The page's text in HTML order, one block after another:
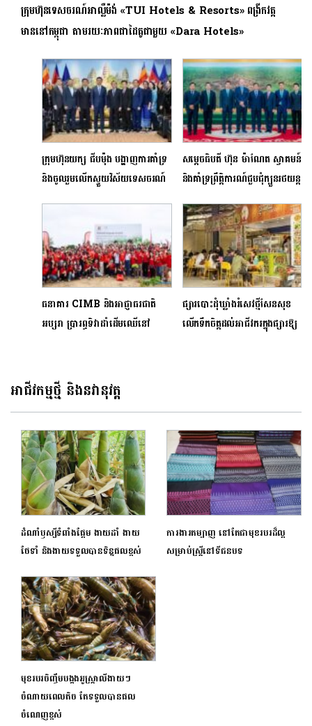
ក្រុមហ៊ុនទេសចរណ៍អាល្លឺម៉ង់ «TUI Hotels & Resorts» ពង្រីកវត្ត
មាននៅកម្ពុជា តាមរយៈភាពជាដៃគូជាមួយ «Dara Hotels»
ក្រុមហ៊ុនយក្ស ជីបម៉ុង បង្ហាញការគាំទ្រ
និងចូលរួមលើកស្ទួយវិស័យទេសចរណ៍
សម្តេចធិបតី ហ៊ុន ម៉ាណែត ស្វាគមន៍
និងគាំទ្រព្រឹត្តិការណ៍ជួបជុំក្បួនរថយន្ត
Rally» នៅកម្ពុជា
ធនាគារ CIMB និងអាជ្ញាធរជាតិ
អប្សរា ប្រារព្ធទិវាដាំដើមឈើនៅ
អង្គរ
ផ្សារបោះដុំឃ្លាំងរំសេវថ្មីសែនសុខ
លើកទឹកចិត្តដល់អាជីវករក្នុងផ្សារឱ្យ
អាជីវកម្មថ្មី និងនវានុវត្ត
ដំណាំឫស្សីទំពាំងផ្អែម ងាយដាំ ងាយ
ថែទាំ និងងាយទទួលបានទិន្នផលខ្ពស់
ការងារតម្បាញ នៅតែជាមុខរបរដ៏ល្អ
សម្រាប់ស្ត្រីនៅទីជនបទ
មុខរបរចិញ្ចឹមបង្កងអូស្ត្រាលីងាយៗ
ចំណាយពេលតិច តែទទួលបានផល
ចំណេញខ្ពស់